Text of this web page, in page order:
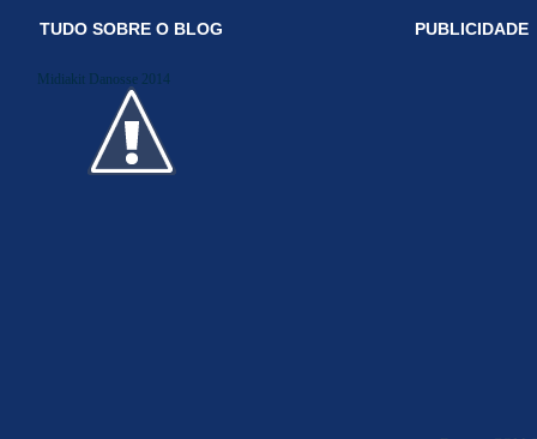
TUDO SOBRE O BLOG
Midiakit Danosse 2014
PUBLICIDADE